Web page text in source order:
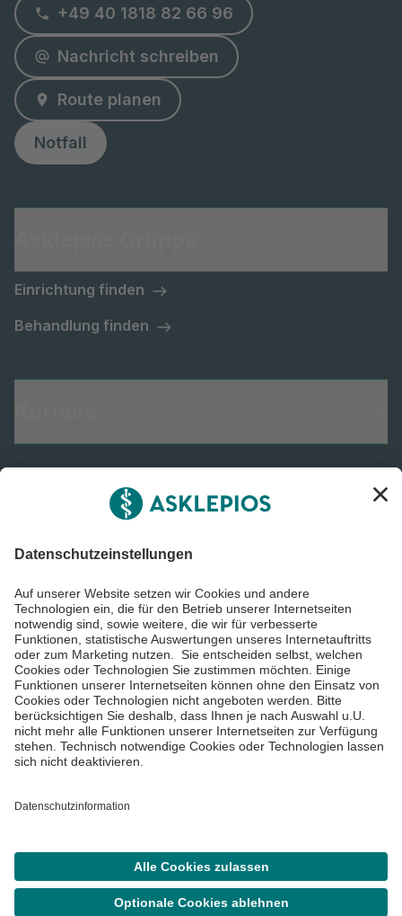
+49 40 1818 82 66 96
Nachricht schreiben
Route planen
Notfall
Einrichtung finden
Behandlung finden
Informiert bleiben
Impressum
Datenschutzinformationen
Barrierefreiheit
©Asklepios Kliniken GmbH & Co. KGaA 2026